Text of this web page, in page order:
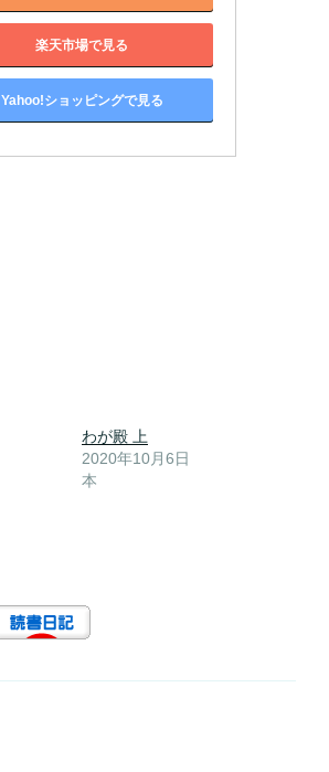
楽天市場で見る
Yahoo!ショッピングで見る
わが殿 上
2020年10月6日
本